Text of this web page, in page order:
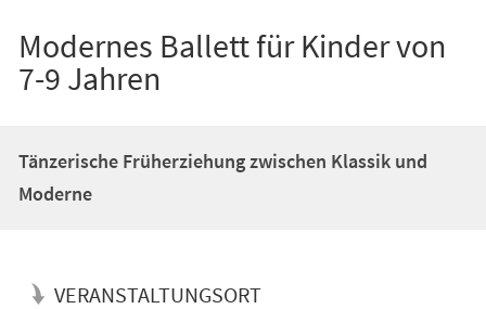
Modernes Ballett für Kinder von
7-9 Jahren
Tänzerische Früherziehung zwischen Klassik und
Moderne
VERANSTALTUNGSORT